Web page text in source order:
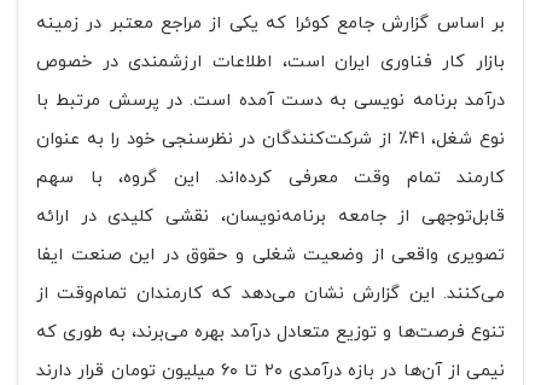
بر اساس گزارش جامع کوئرا که یکی از مراجع معتبر در زمینه
بازار کار فناوری ایران است، اطلاعات ارزشمندی در خصوص
درآمد برنامه‌ نویسی به دست آمده است. در پرسش مرتبط با
نوع شغل، ۴۱٪ از شرکت‌کنندگان در نظرسنجی خود را به عنوان
کارمند تمام وقت معرفی کرده‌اند. این گروه، با سهم
قابل‌توجهی از جامعه برنامه‌نویسان، نقشی کلیدی در ارائه
تصویری واقعی از وضعیت شغلی و حقوق در این صنعت ایفا
می‌کنند. این گزارش نشان می‌دهد که کارمندان تمام‌وقت از
تنوع فرصت‌ها و توزیع متعادل درآمد بهره می‌برند، به طوری که
نیمی از آن‌ها در بازه درآمدی ۲۰ تا ۶۰ میلیون تومان قرار دارند